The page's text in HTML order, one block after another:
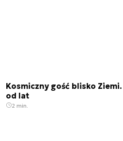
Kosmiczny gość blisko
od lat
2 min.